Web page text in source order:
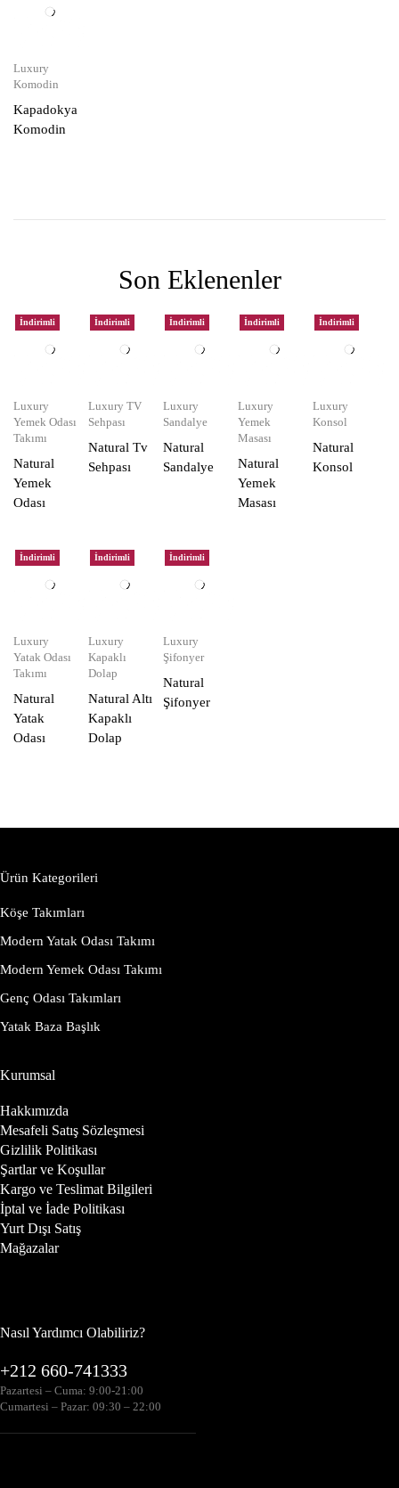
Luxury
Komodin
Kapadokya
Komodin
Son Eklenenler
İndirimli
Luxury
Yemek Odası
Takımı
Natural
Yemek
Odası
İndirimli
Luxury TV
Sehpası
Natural Tv
Sehpası
İndirimli
Luxury
Sandalye
Natural
Sandalye
İndirimli
Luxury
Yemek
Masası
Natural
Yemek
Masası
İndirimli
Luxury
Konsol
Natural
Konsol
İndirimli
Luxury
Yatak Odası
Takımı
Natural
Yatak
Odası
İndirimli
Luxury
Kapaklı
Dolap
Natural Altı
Kapaklı
Dolap
İndirimli
Luxury
Şifonyer
Natural
Şifonyer
Ürün Kategorileri
Köşe Takımları
Modern Yatak Odası Takımı
Modern Yemek Odası Takımı
Genç Odası Takımları
Yatak Baza Başlık
Kurumsal
Hakkımızda
Mesafeli Satış Sözleşmesi
Gizlilik Politikası
Şartlar ve Koşullar
Kargo ve Teslimat Bilgileri
İptal ve İade Politikası
Yurt Dışı Satış
Mağazalar
Nasıl Yardımcı Olabiliriz?
+212 660-741333
Pazartesi – Cuma: 9:00-21:00
Cumartesi – Pazar: 09:30 – 22:00